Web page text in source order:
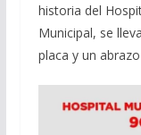
historia del
Municipal, se
placa y un